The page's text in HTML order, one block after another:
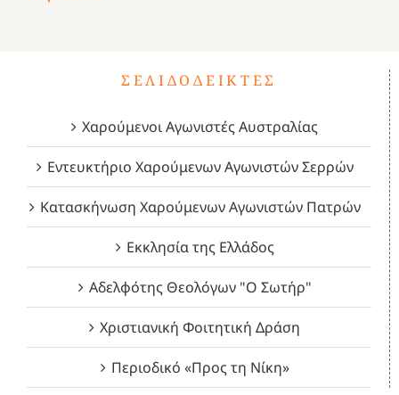
1821
2023!
2023!
2023!
ΣΕΛΙΔΟΔΕΊΚΤΕΣ
Χαρούμενοι Αγωνιστές Αυστραλίας
Εντευκτήριο Χαρούμενων Αγωνιστών Σερρών
Κατασκήνωση Χαρούμενων Αγωνιστών Πατρών
Εκκλησία της Ελλάδος
Αδελφότης Θεολόγων "Ο Σωτήρ"
Χριστιανική Φοιτητική Δράση
Περιοδικό «Προς τη Νίκη»